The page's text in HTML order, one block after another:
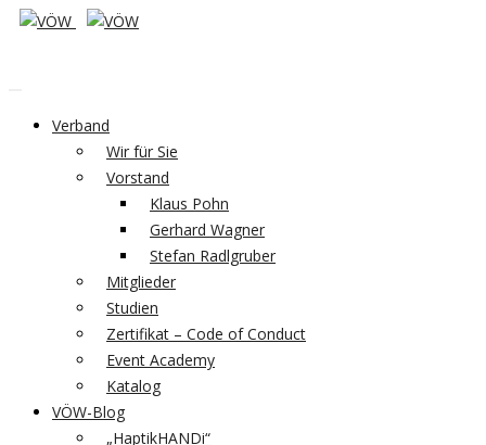
Verband
Wir für Sie
Vorstand
Klaus Pohn
Gerhard Wagner
Stefan Radlgruber
Mitglieder
Studien
Zertifikat – Code of Conduct
Event Academy
Katalog
VÖW-Blog
„HaptikHANDi“